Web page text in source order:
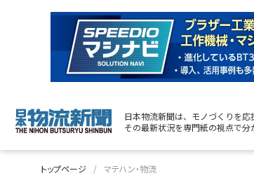
日本物流新聞は、モノづくりを応
その最新状況を専門紙の視点で分
トップページ マテハン・物流